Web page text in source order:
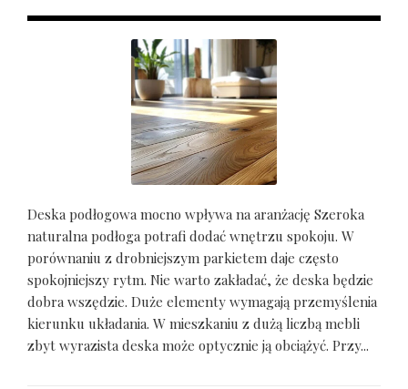
Deska podłogowa mocno wpływa na aranżację Szeroka
naturalna podłoga potrafi dodać wnętrzu spokoju. W
porównaniu z drobniejszym parkietem daje często
spokojniejszy rytm. Nie warto zakładać, że deska będzie
dobra wszędzie. Duże elementy wymagają przemyślenia
kierunku układania. W mieszkaniu z dużą liczbą mebli
zbyt wyrazista deska może optycznie ją obciążyć. Przy...